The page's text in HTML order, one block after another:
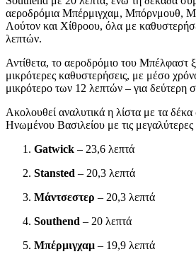
αεροδρόμια Μπέρμιγχαμ, Μπόρνμουθ,
Λούτον και Χίθροου, όλα με
λεπτών.
Αντίθετα, το αεροδρόμιο του Μπέλφαστ
μικρότερες καθυστερήσεις, με μέσο
μικρότερο των 12 λεπτών – για δεύτερη
Ακολουθεί αναλυτικά η λίστα με τα
Ηνωμένου Βασιλείου με τις μεγαλύτερες
Gatwick – 23,6 λεπτά
Stansted – 20,3 λεπτά
Μάντσεστερ – 20,3 λεπτά
Southend – 20 λεπτά
Μπέρμιγχαμ – 19,9 λεπτά